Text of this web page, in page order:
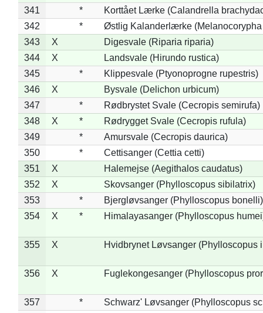
341
*
Korttået Lærke (Calandrella
342
*
Østlig Kalanderlærke (Melanocorypha
343
X
Digesvale (Riparia riparia)
344
X
Landsvale (Hirundo rustica)
345
*
Klippesvale (Ptyonoprogne rupestris)
346
X
Bysvale (Delichon urbicum)
347
*
Rødbrystet Svale (Cecropis semirufa)
348
X *
Rødrygget Svale (Cecropis rufula)
349
*
Amursvale (Cecropis daurica)
350
*
Cettisanger (Cettia cetti)
351
X
Halemejse (Aegithalos caudatus)
352
X
Skovsanger (Phylloscopus sibilatrix)
353
*
Bjergløvsanger (Phylloscopus bonelli)
354
X * Himalayasanger (Phylloscopus
355 X Hvidbrynet Løvsanger (Phylloscopus
356 X Fuglekongesanger (Phylloscopus
357 *
Schwarz' Løvsanger (Phylloscopus